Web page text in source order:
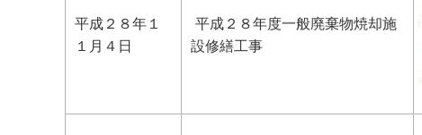
平成２８年１
１月４日
平成２８年度一般廃棄物焼却施
設修繕工事